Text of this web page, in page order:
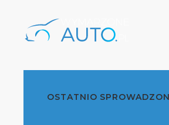
OSTATNIO